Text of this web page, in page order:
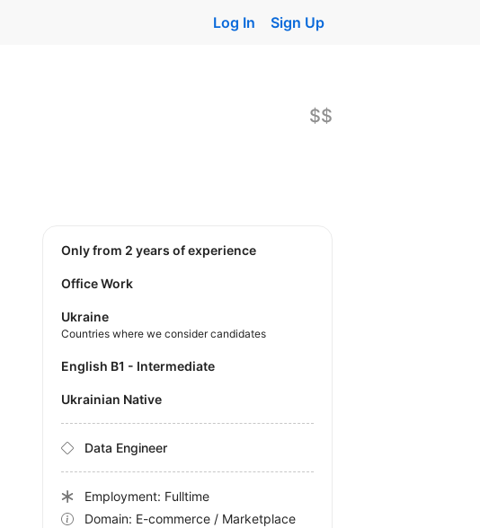
Log In Sign Up
$$
Only from 2 years of experience
Office Work
Ukraine
Countries where we consider candidates
English B1 - Intermediate
Ukrainian Native
Data Engineer
Employment: Fulltime
Domain: E-commerce / Marketplace